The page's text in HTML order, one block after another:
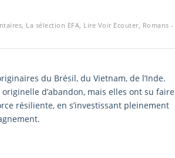
La sélection EFA Lire Voir Ecouter, Romans -
du Brésil, du Vietnam, de l’Inde.
d’abandon, mais elles ont su faire
résiliente, en s’investissant pleinement